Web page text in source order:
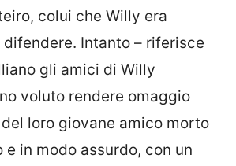
colui che Willy era
Intanto – riferisce
gli amici di Willy
voluto rendere omaggio
loro giovane amico morto
in modo assurdo, con un